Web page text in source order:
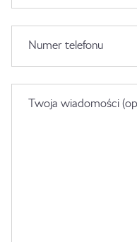
Numer telefonu
Twoja wiadomości